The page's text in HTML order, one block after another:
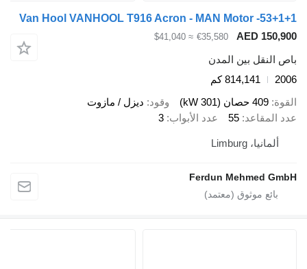
Van Hool VANHOOL T916 Acron - MAN Motor -53+1+1
AED 150,900
€35,580
≈ $41,040
باص النقل بين المدن
2006
814,141 كم
القوة 409 حصان (301 kW) وقود ديزل / مازوت
عدد المقاعد 55 عدد الأبواب 3
ألمانيا، Limburg
Ferdun Mehmed GmbH